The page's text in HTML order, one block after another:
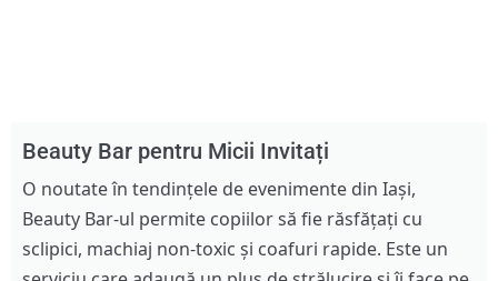
Beauty Bar pentru Micii Invitați
O noutate în tendințele de evenimente din Iași,
Beauty Bar-ul permite copiilor să fie răsfățați cu
sclipici, machiaj non-toxic și coafuri rapide. Este un